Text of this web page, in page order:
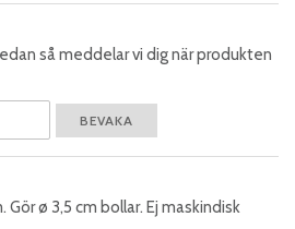
så meddelar vi dig när produkten
BEVAKA
ø 3,5 cm bollar. Ej maskindisk